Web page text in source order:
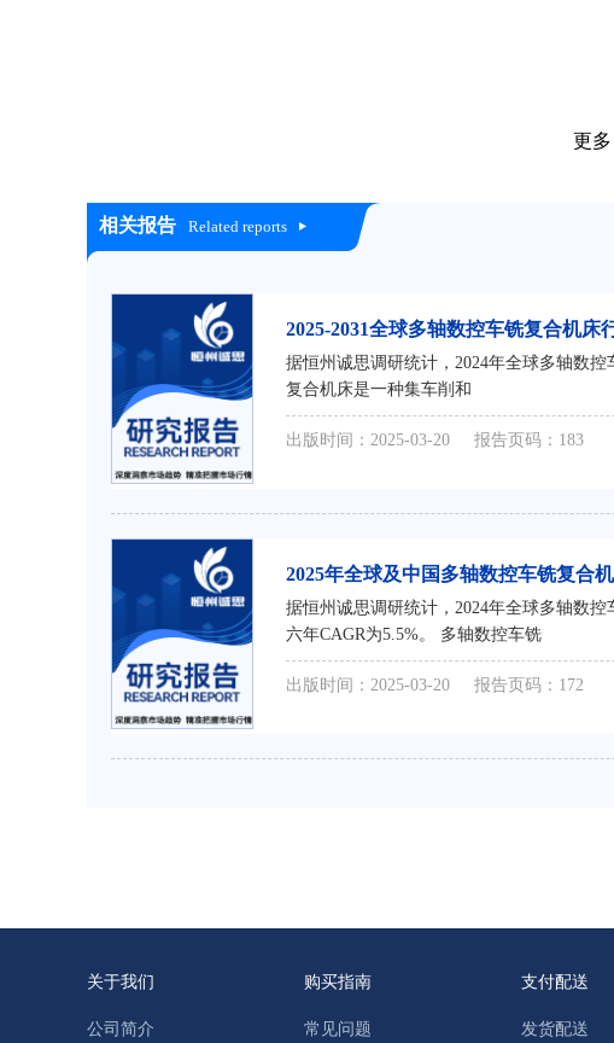
更多
相关报告 Related reports
2025-2031全球多轴数控车铣复合机床
据恒州诚思调研统计，2024年全球多轴数控
复合机床是一种集车削和
出版时间：2025-03-20 报告页码：183
2025年全球及中国多轴数控车铣复合
据恒州诚思调研统计，2024年全球多轴数
六年CAGR为5.5%。 多轴数控车铣
出版时间：2025-03-20 报告页码：172
关于我们
公司简介
购买指南
常见问题
支付配送
发货配送